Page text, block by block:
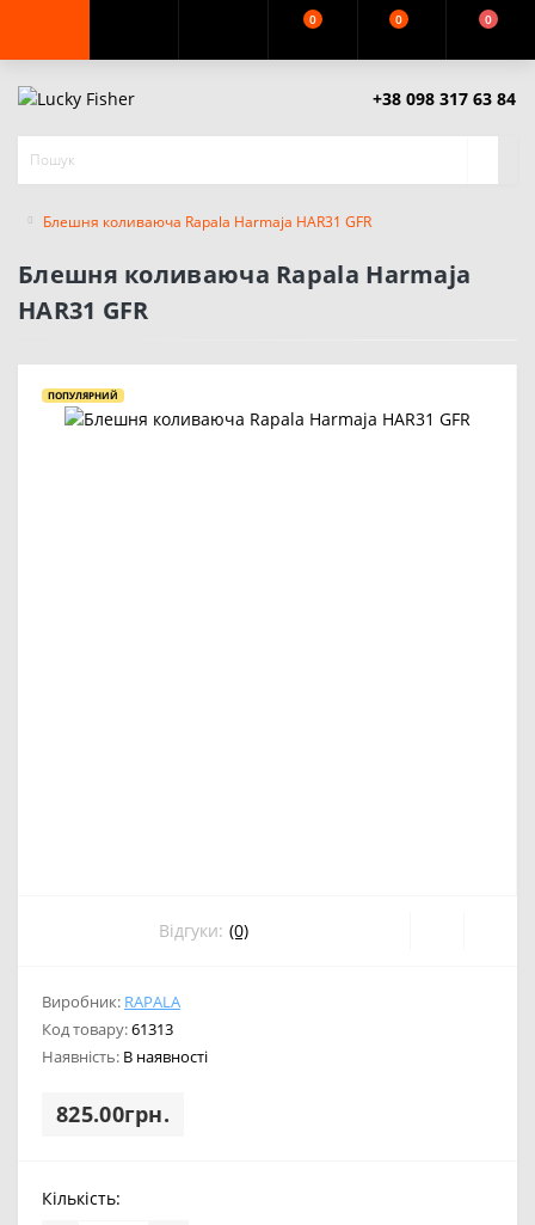
0 0 0
+38 098 317 63 84
Блешня коливаюча Rapala Harmaja HAR31 GFR
Блешня коливаюча Rapala Harmaja
HAR31 GFR
ПОПУЛЯРНИЙ
Відгуки: (0)
Виробник: RAPALA
Код товару:61313
Наявність: В наявності
825.00грн.
Кількість: